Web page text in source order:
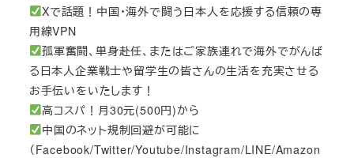
Xで話題！中国・海外で闘う日本人を応援する信頼の専
用線VPN
孤軍奮闘、単身赴任、またはご家族連れで海外でがんば
る日本人企業戦士や留学生の皆さんの生活を充実させる
お手伝いをいたします！
高コスパ！月30元(500円)から
中国のネット規制回避が可能に
（Facebook/Twitter/Youtube/Instagram/LINE/Amazon